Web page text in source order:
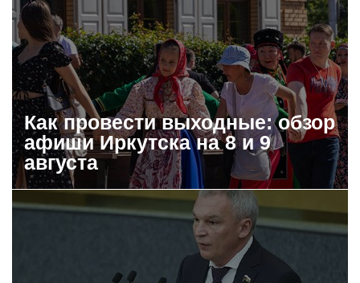
Как провести выходные: обзор
афиши Иркутска на 8 и 9
августа